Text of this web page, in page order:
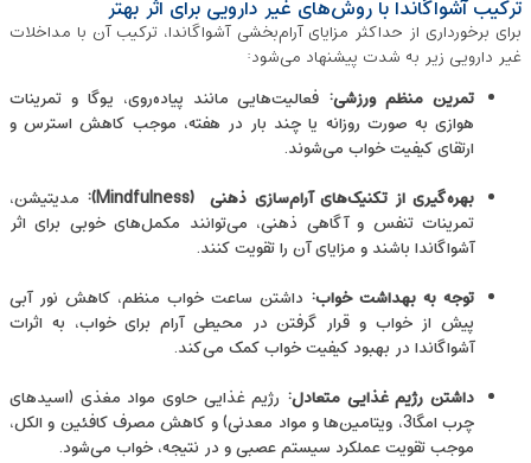
ترکیب آشواگاندا با روش‌های غیر دارویی برای اثر بهتر
برای برخورداری از حداکثر مزایای آرام‌بخشی آشواگاندا، ترکیب آن با مداخلات
غیر دارویی زیر به شدت پیشنهاد می‌شود:
تمرین منظم ورزشی: فعالیت‌هایی مانند پیاده‌روی، یوگا و تمرینات
هوازی به ‌صورت روزانه یا چند بار در هفته، موجب کاهش استرس و
ارتقای کیفیت خواب می‌شوند.
بهره‌گیری از تکنیک‌های آرام‌سازی ذهنی (Mindfulness)
: مدیتیشن،
تمرینات تنفس و آگاهی ذهنی، می‌توانند مکمل‌های خوبی برای اثر
آشواگاندا باشند و مزایای آن را تقویت کنند.
توجه به بهداشت خواب: داشتن ساعت خواب منظم، کاهش نور آبی
پیش از خواب و قرار گرفتن در محیطی آرام برای خواب، به اثرات
آشواگاندا در بهبود کیفیت خواب کمک می‌کند.
داشتن رژیم غذایی متعادل: رژیم غذایی حاوی مواد مغذی (اسیدهای
چرب امگا3، ویتامین‌ها و مواد معدنی) و کاهش مصرف کافئین و الکل،
موجب تقویت عملکرد سیستم عصبی و در نتیجه، خواب می‌شود.